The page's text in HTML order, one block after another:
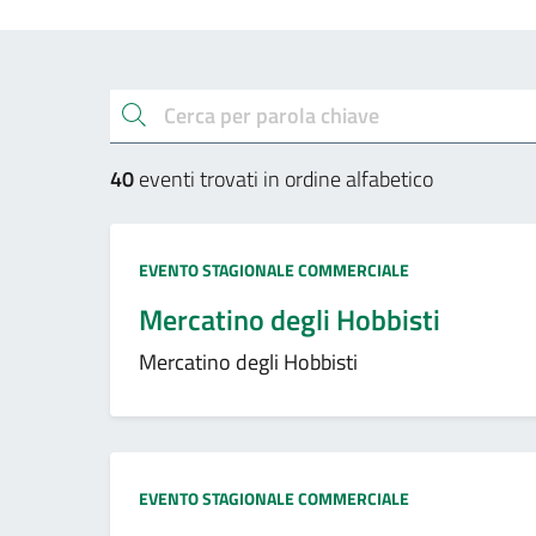
Esplora gli eventi
cerca
40eventi trovati in ordine alfabetico
Tipo:
EVENTO STAGIONALE COMMERCIALE
Mercatino degli Hobbisti
Mercatino degli Hobbisti
Tipo:
EVENTO STAGIONALE COMMERCIALE